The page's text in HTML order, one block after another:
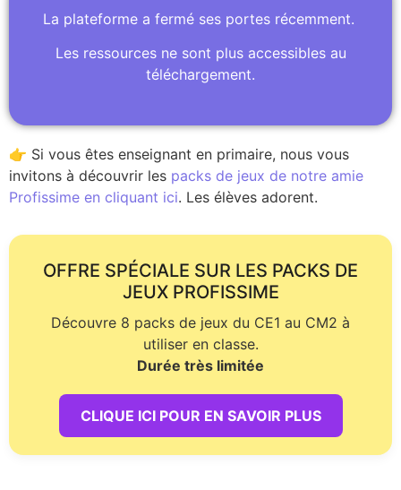
La plateforme a fermé ses portes récemment.
Les ressources ne sont plus accessibles au
téléchargement.
👉 Si vous êtes enseignant en primaire, nous vous
invitons à découvrir les packs de jeux de notre amie
Profissime en cliquant ici. Les élèves adorent.
OFFRE SPÉCIALE SUR LES PACKS DE
JEUX PROFISSIME
Découvre 8 packs de jeux du CE1 au CM2 à
utiliser en classe.
Durée très limitée
CLIQUE ICI POUR EN SAVOIR PLUS